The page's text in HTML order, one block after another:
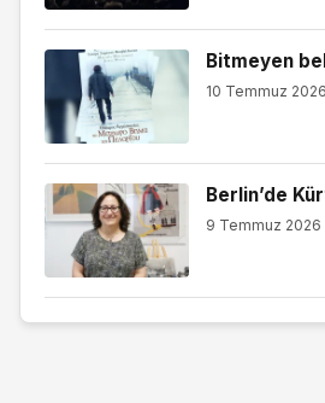
Bitmeyen
10 Temmuz
Berlin’de
9 Temmuz